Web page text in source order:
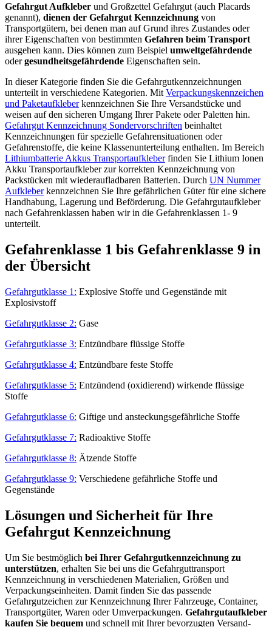
Gefahrgut Aufkleber und Großzettel Gefahrgut (auch Placards
genannt), dienen der Gefahrgut Kennzeichnung von
Transportgütern, bei denen man auf Grund ihres Zustandes oder
ihrer Eigenschaften von bestimmten Gefahren beim Transport
ausgehen kann. Dies können zum Beispiel umweltgefährdende
odergesundheitsgefährdende Eigenschaften sein.
In dieser Kategorie finden Sie die Gefahrgutkennzeichnungen
unterteilt in verschiedene Kategorien. Mit Verpackungskennzeichen
und Paketaufkleberkennzeichnen Sie Ihre Versandstücke und
weisen auf den sicheren Umgang Ihrer Pakete oder Paletten hin.
Gefahrgut Kennzeichnung Sondervorschriften beinhaltet
Kennzeichnungen für spezielle Gefahrensituationen oder
Gefahrenstoffe, die keine Klassenunterteilung enthalten. Im Bereich
Lithiumbatterie Akkus Transportaufkleberfinden Sie Lithium Ionen
Akku Transportaufkleber zur korrekten Kennzeichnung von
Packstücken mit wiederaufladbaren Batterien. Durch UN Nummer
Aufkleberkennzeichnen Sie Ihre gefährlichen Güter für eine sichere
Handhabung, Lagerung und Beförderung. Die Gefahrgutaufkleber
nach Gefahrenklassen haben wir in die Gefahrenklassen 1- 9
unterteilt.
Gefahrenklasse 1 bis Gefahrenklasse 9 in
der Übersicht
Gefahrgutklasse 1: Explosive Stoffe und Gegenstände mit
Explosivstoff
Gefahrgutklasse 2: Gase
Gefahrgutklasse 3: Entzündbare flüssige Stoffe
Gefahrgutklasse 4: Entzündbare feste Stoffe
Gefahrgutklasse 5: Entzündend (oxidierend) wirkende flüssige
Stoffe
Gefahrgutklasse 6: Giftige und ansteckungsgefährliche Stoffe
Gefahrgutklasse 7: Radioaktive Stoffe
Gefahrgutklasse 8: Ätzende Stoffe
Gefahrgutklasse 9: Verschiedene gefährliche Stoffe und
Gegenstände
Lösungen und Sicherheit für Ihre
Gefahrgut Kennzeichnung
Um Sie bestmöglich bei Ihrer Gefahrgutkennzeichnung zu
unterstützen, erhalten Sie bei uns die Gefahrguttransport
Kennzeichnung in verschiedenen Materialien, Größen und
Verpackungseinheiten. Damit finden Sie das passende
Gefahrgutzeichen zur Kennzeichnung Ihrer Fahrzeuge, Container,
Transportgüter, Waren oder Umverpackungen. Gefahrgutaufkleber
kaufen Sie bequem und schnell mit Ihrer bevorzugten Versand-